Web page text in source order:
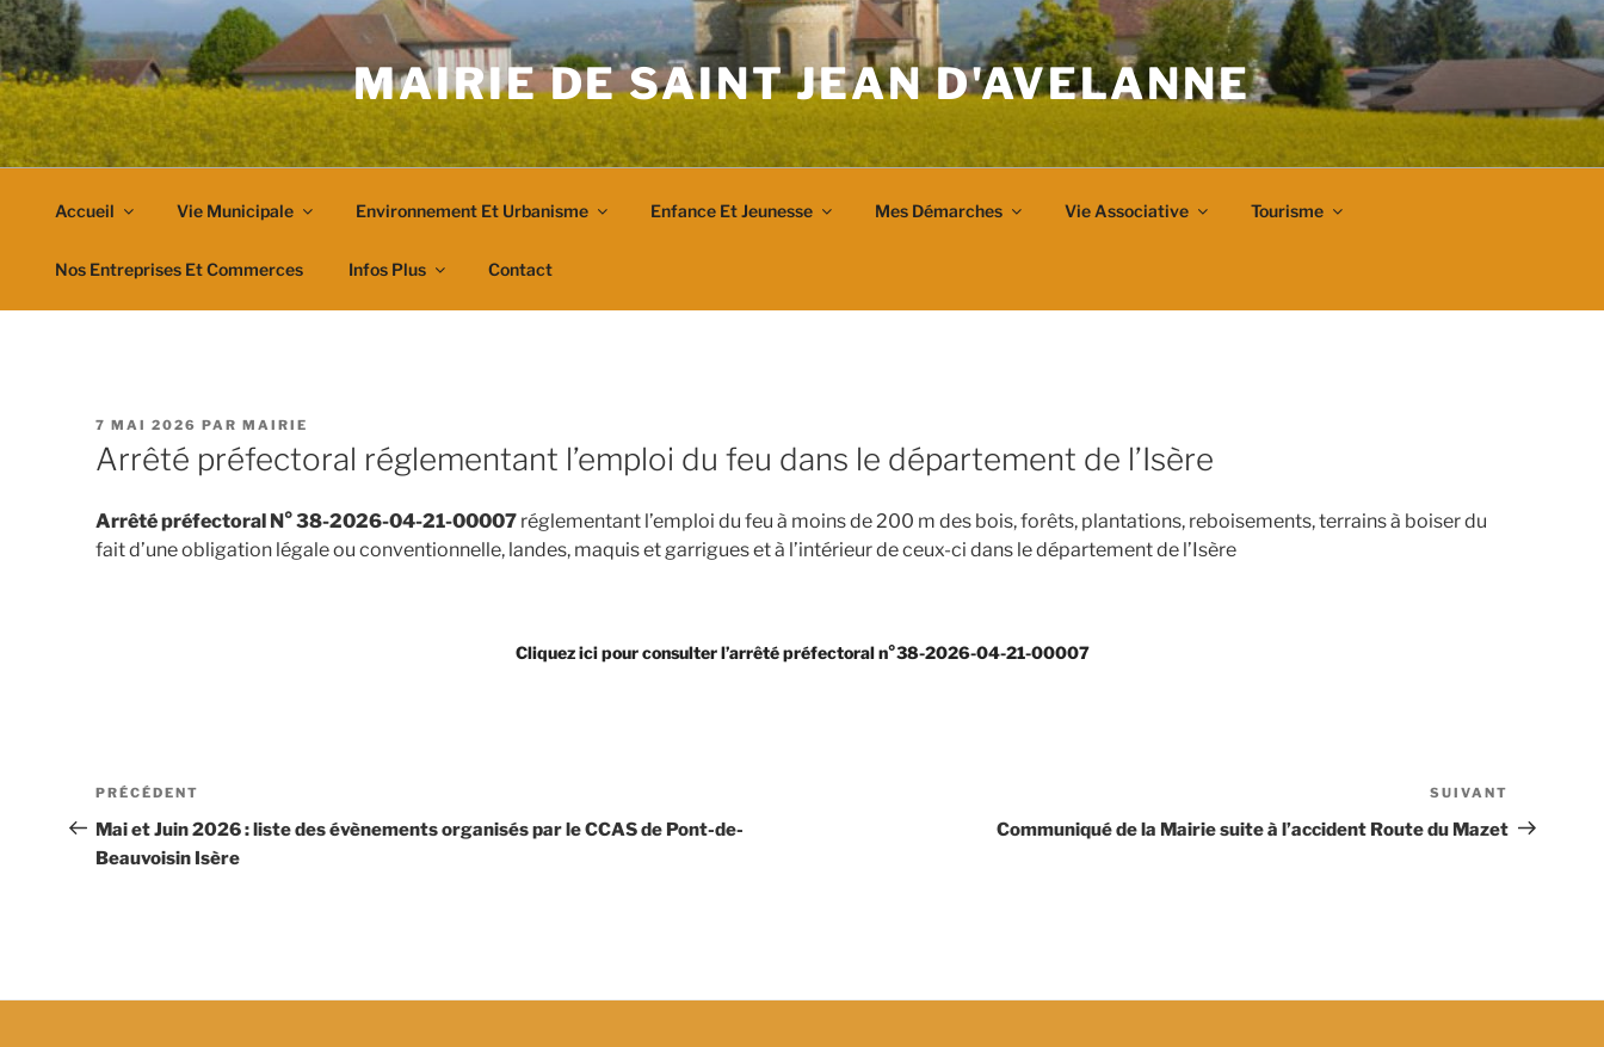
Aller
au
contenu
principal
MAIRIE DE SAINT JEAN D'AVELANNE
Accueil Vie Municipale Environnement Et Urbanisme Enfance Et Jeunesse Mes Démarches Vie Associative Tourisme
Nos Entreprises Et Commerces Infos Plus Contact
PUBLIÉ
LE
7 MAI 2026 PAR MAIRIE
Arrêté préfectoral réglementant l’emploi du feu dans le département de l’Isère
Arrêté préfectoral N° 38-2026-04-21-00007 réglementant l’emploi du feu à moins de 200 m des bois, forêts, plantations, reboisements, terrains à boiser du
fait d’une obligation légale ou conventionnelle, landes, maquis et garrigues et à l’intérieur de ceux-ci dans le département de l’Isère
Cliquez ici pour consulter l’arrêté préfectoral n°38-2026-04-21-00007
Navigation
de
l’article
Article
précédent
PRÉCÉDENT
Mai et Juin 2026 : liste des évènements organisés par le CCAS de Pont-de-
Beauvoisin Isère
suivant
SUIVANT
Communiqué de la Mairie suite à l’accident Route du Mazet